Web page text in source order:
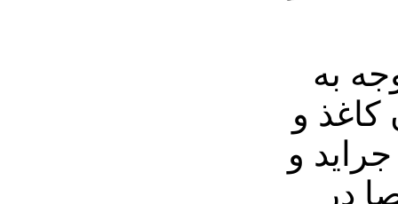
به
کاغذ و
و
در